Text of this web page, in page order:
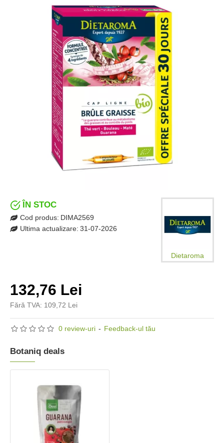
0 review-uri - Feedback-ul tău
132,76 Lei
Fără TVA: 109,72 Lei
ÎN STOC
Cod produs: DIMA2569
Ultima actualizare: 31-07-2026
Dietaroma
Botaniq deals